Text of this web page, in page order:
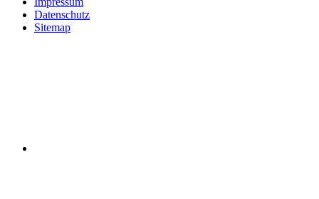
Datenschutz
Sitemap